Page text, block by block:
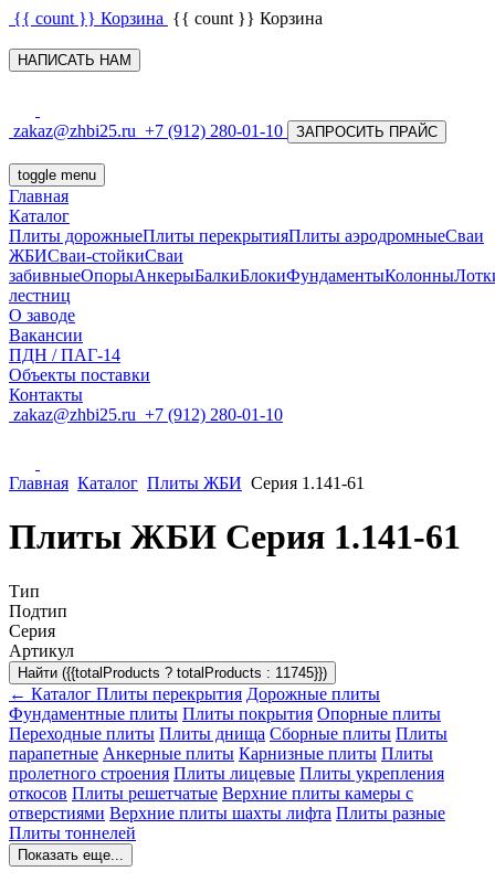
{{ count }} Корзина {{ count }} Корзина
НАПИСАТЬ НАМ
zakaz@zhbi25.ru +7 (912) 280-01-10 ЗАПРОСИТЬ ПРАЙС
toggle menu
Главная
Каталог
Плиты дорожныеПлиты перекрытияПлиты аэродромныеСваи
ЖБИСваи-стойкиСваи
забивныеОпорыАнкерыБалкиБлокиФундаментыКолонны
лестниц
О заводе
Вакансии
ПДН / ПАГ-14
Объекты поставки
Контакты
zakaz@zhbi25.ru +7 (912) 280-01-10
Главная Каталог Плиты ЖБИ Серия 1.141-61
Плиты ЖБИ Серия 1.141-61
Тип
Подтип
Серия
Артикул
Найти ({{totalProducts ? totalProducts : 11745}})
← Каталог Плиты перекрытия Дорожные плиты
Фундаментные плиты Плиты покрытия Опорные плиты
Переходные плиты Плиты днища Сборные плиты Плиты
парапетные Анкерные плиты Карнизные плиты Плиты
пролетного строения Плиты лицевые Плиты укрепления
откосов Плиты решетчатые Верхние плиты камеры с
отверстиями Верхние плиты шахты лифта Плиты разные
Плиты тоннелей
Показать еще...